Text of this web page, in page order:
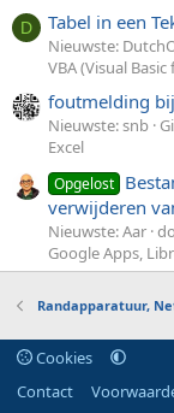
D Tabel in een
Nieuwste:
VBA (Visual
foutmelding
Nieuwste: snb
Excel
Opgelost
verwijderen
Nieuwste: Aar
Google Apps,
Randapparatuur,
Cookies
Contact